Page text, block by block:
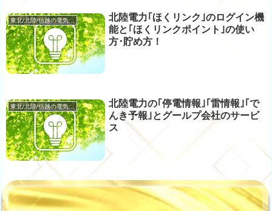
東北/北陸/信越の電気･ガス
北陸電力｢ほくリンク｣のログイン機
能と｢ほくリンクポイント｣の使い
方･貯め方！
東北/北陸/信越の電気･ガス
北陸電力の｢停電情報｣｢雷情報｣｢で
んき予報｣とグールプ会社のサービ
ス